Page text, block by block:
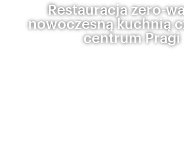
Restauracja zero-
nowoczesną kuchnią
centrum Pragi